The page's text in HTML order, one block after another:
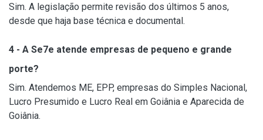
Sim. A legislação permite revisão dos últimos 5 anos,
desde que haja base técnica e documental.
4 - A Se7e atende empresas de pequeno e grande
porte?
Sim. Atendemos ME, EPP, empresas do Simples Nacional,
Lucro Presumido e Lucro Real em Goiânia e Aparecida de
Goiânia.